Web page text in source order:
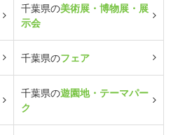
千葉県の美術展・博物展・展
示会
千葉県のフェア
千葉県の遊園地・テーマパー
ク